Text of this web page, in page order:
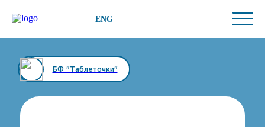
ENG
БФ "Таблеточки"